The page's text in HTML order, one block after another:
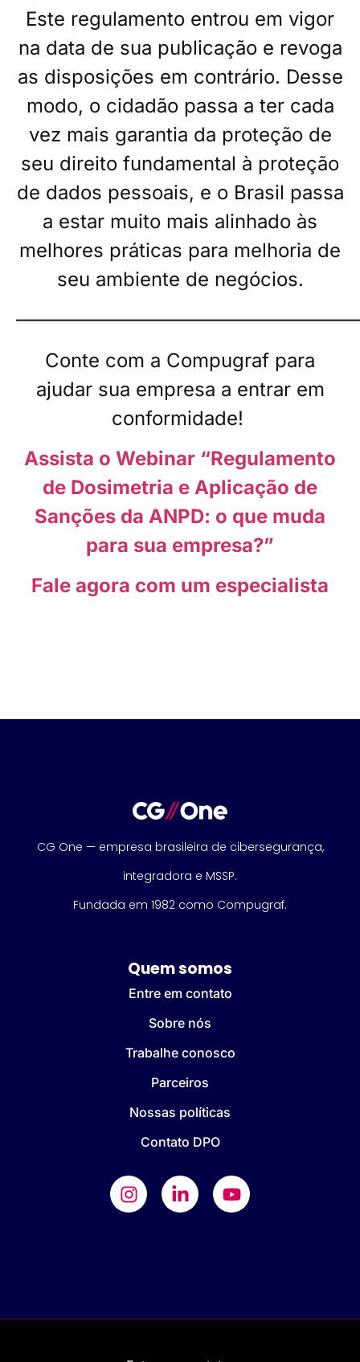
Este regulamento entrou em vigor
na data de sua publicação e revoga
as disposições em contrário. Desse
modo, o cidadão passa a ter cada
vez mais garantia da proteção de
seu direito fundamental à proteção
de dados pessoais, e o Brasil passa
a estar muito mais alinhado às
melhores práticas para melhoria de
seu ambiente de negócios.
Conte com a Compugraf para
ajudar sua empresa a entrar em
conformidade!
Assista o Webinar “Regulamento
de Dosimetria e Aplicação de
Sanções da ANPD: o que muda
para sua empresa?”
Fale agora com um especialista
CG One — empresa brasileira de cibersegurança,
integradora e MSSP.
Fundada em 1982 como Compugraf.
Quem somos
Entre em contato
Sobre nós
Trabalhe conosco
Parceiros
Nossas políticas
Contato DPO